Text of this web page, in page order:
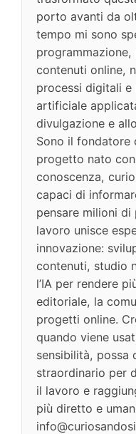
porto avanti da
tempo mi sono
programmazione,
contenuti online,
processi digitali e
artificiale
divulgazione e
Sono il fondatore
progetto nato
conoscenza,
capaci di
pensare milioni
lavoro unisce
innovazione:
contenuti, studio
l’IA per rendere
editoriale, la
progetti online.
quando viene
sensibilità, possa
straordinario per
il lavoro e
più diretto e